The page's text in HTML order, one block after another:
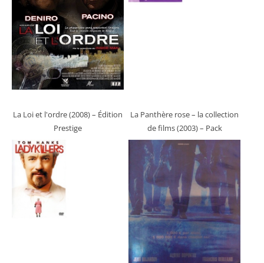
La Loi et l'ordre (2008)– Édition
Prestige
La Panthère rose – la collection
de films (2003)– Pack